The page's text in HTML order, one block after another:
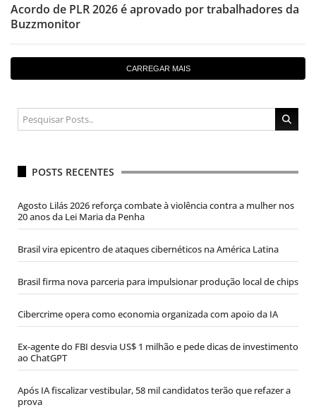
Acordo de PLR 2026 é aprovado por trabalhadores da
Buzzmonitor
CARREGAR MAIS
POSTS RECENTES
Agosto Lilás 2026 reforça combate à violência contra a mulher nos
20 anos da Lei Maria da Penha
Brasil vira epicentro de ataques cibernéticos na América Latina
Brasil firma nova parceria para impulsionar produção local de chips
Cibercrime opera como economia organizada com apoio da IA
Ex-agente do FBI desvia US$ 1 milhão e pede dicas de investimento
ao ChatGPT
Após IA fiscalizar vestibular, 58 mil candidatos terão que refazer a
prova